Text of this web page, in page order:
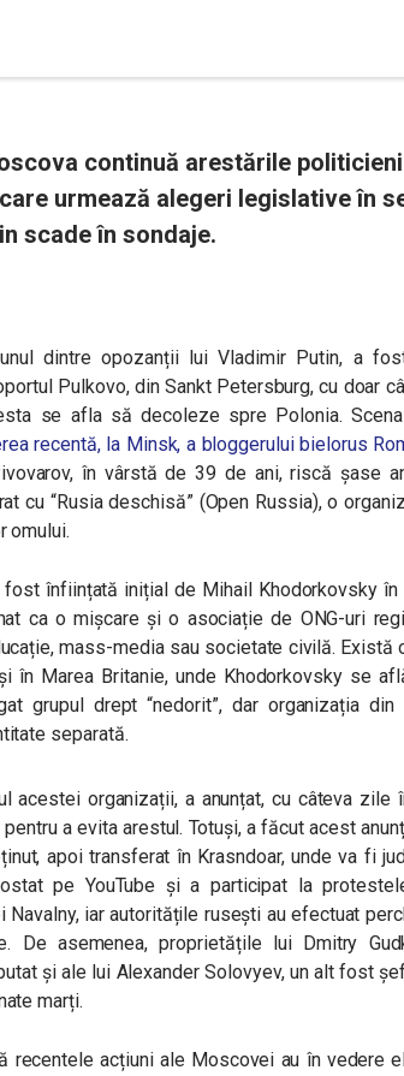
continuă arestările
urmează alegeri legislative în
scade în sondaje.
dintre opozanții lui Vladimir Putin, a
Pulkovo, din Sankt Petersburg, cu doar
se afla să decoleze spre Polonia.
recentă, la Minsk, a bloggerului bielorus
în vârstă de 39 de ani, riscă șase
cu “Rusia deschisă” (Open Russia), o
omului.
fost înființată inițial de Mihail Khodorkovsky în
ca o mișcare și o asociație de ONG-uri
mass-media sau societate civilă. Există
în Marea Britanie, unde Khodorkovsky se
grupul drept “nedorit”, dar organizația
separată.
acestei organizații, a anunțat, cu câteva zile
a evita arestul. Totuși, a făcut acest
apoi transferat în Krasndoar, unde va fi
pe YouTube și a participat la
Navalny, iar autoritățile rusești au efectuat
De asemenea, proprietățile lui Dmitry
și ale lui Alexander Solovyev, un alt fost
marți.
recentele acțiuni ale Moscovei au în vedere